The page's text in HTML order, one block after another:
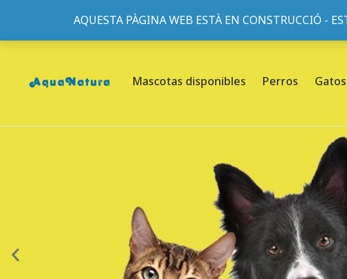
AQUESTA PÀGINA WEB ESTÀ EN CONSTRUCCIÓ -
933095977-933152057-933103463- C/ de Roger de Flor, 45,
Mascotas disponibles Perros Gatos